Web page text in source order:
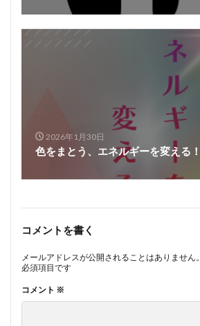
2026年1月30日
色をまとう、エネルギーを変える！
コメントを書く
メールアドレスが公開されることはありません。
必須項目です
コメント ※